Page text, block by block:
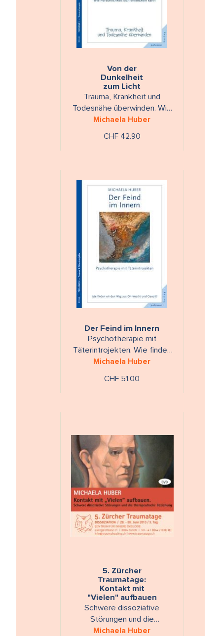
Von der
Dunkelheit
zum Licht
Trauma, Krankheit und
Todesnähe überwinden. Wie
Persönlichkeit sich
Michaela Huber
CHF 42.90
Der Feind im Innern
Psychotherapie mit
Täterintrojekten. Wie finden
wir den Weg aus Ohnmacht
Michaela Huber
CHF 51.00
5. Zürcher
Traumatage:
Kontakt mit
"Vielen" aufbauen
Schwere dissoziative
Störungen und die
therapeutische Beziehung.
Michaela Huber